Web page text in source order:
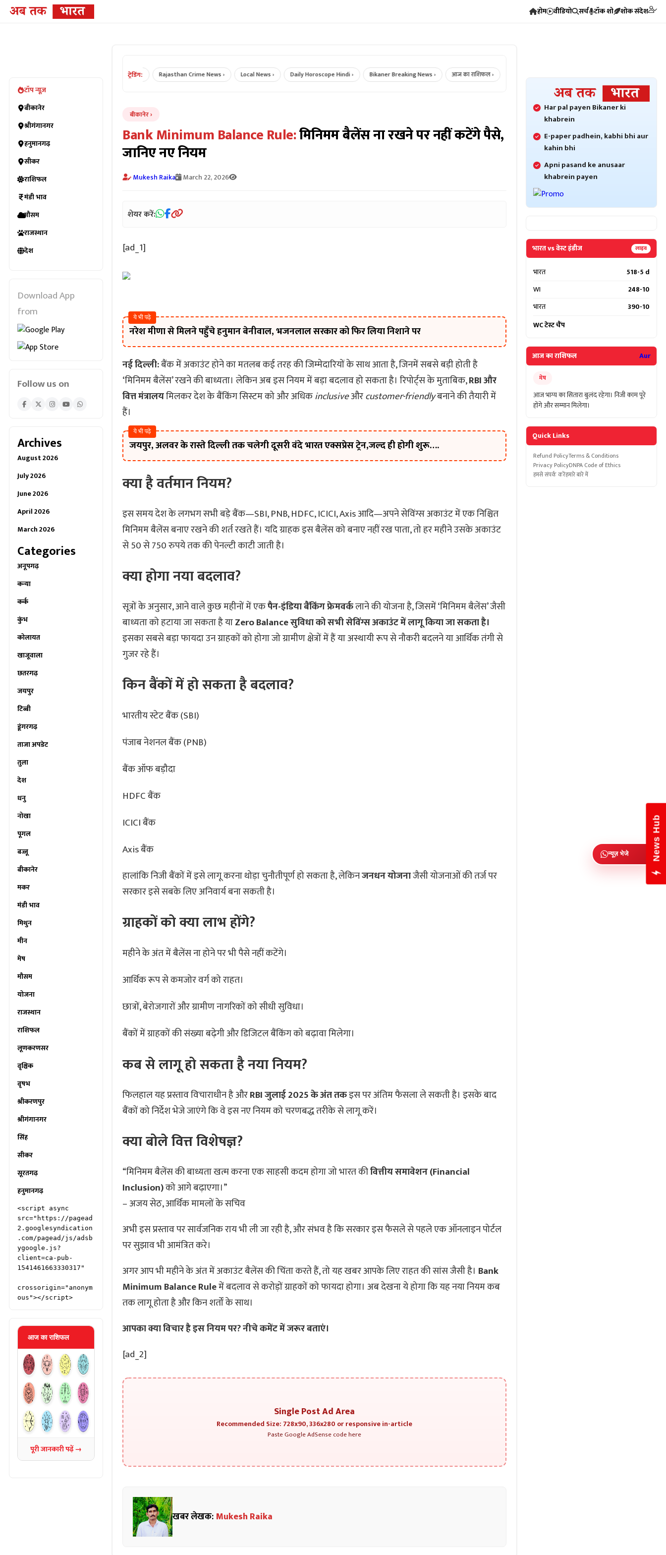
होम वीडियो सर्च टॉक शो शोक संदेश
टॉप न्यूज़
बीकानेर
श्रीगंगानगर
हनुमानगढ़
सीकर
राशिफल
मंडी भाव
मौसम
राजस्थान
देश
Download App
from
Follow us on
Archives
August 2026
July 2026
June 2026
April 2026
March 2026
Categories
अनूपगढ़
कन्या
कर्क
कुंभ
कोलायत
खाजूवाला
छतरगढ़
जयपुर
टिब्बी
डूंगरगढ़
ताजा अपडेट
तुला
देश
धनु
नोखा
पूगल
बज्जू
बीकानेर
मकर
मंडी भाव
मिथुन
मीन
मेष
मौसम
योजना
राजस्थान
राशिफल
लूणकरणसर
वृश्चिक
वृषभ
श्रीकरणपुर
श्रीगंगानगर
सिंह
सीकर
सूरतगढ़
हनुमानगढ़
<script async
src="https://pagead
2.googlesyndication
.com/pagead/js/adsb
ygoogle.js?
client=ca-pub-
1541461663330317"
crossorigin="anonym
ous"></script>
आज का राशिफल
पूरी जानकारी पढ़ें →
ट्रेडिंग:
Breaking News › Rajasthan Crime News › Local News › Daily Horoscope Hindi › Bikaner Breaking News › आज का राशिफल ›
बीकानेर
Bank Minimum Balance Rule:मिनिमम बैलेंस ना रखने पर नहीं कटेंगे पैसे,
जानिए नए नियम
Mukesh Raika March 22, 2026
शेयर करें:
[ad_1]
ये भी पढ़े
नरेश मीणा से मिलने पहुँचे हनुमान बेनीवाल, भजनलाल सरकार को फिर लिया निशाने पर
नई दिल्ली:बैंक में अकाउंट होने का मतलब कई तरह की जिम्मेदारियों के साथ आता है, जिनमें सबसे बड़ी होती है
‘मिनिमम बैलेंस’ रखने की बाध्यता। लेकिन अब इस नियम में बड़ा बदलाव हो सकता है। रिपोर्ट्स के मुताबिक,RBI और
वित्त मंत्रालयमिलकर देश के बैंकिंग सिस्टम को और अधिकinclusiveऔरcustomer-friendlyबनाने की तैयारी में
हैं।
ये भी पढ़े
जयपुर, अलवर के रास्ते दिल्ली तक चलेगी दूसरी वंदे भारत एक्सप्रेस ट्रेन,जल्द ही होगी शुरू….
क्या है वर्तमान नियम?
इस समय देश के लगभग सभी बड़े बैंक—SBI, PNB, HDFC, ICICI, Axis आदि—अपने सेविंग्स अकाउंट में एक निश्चित
मिनिमम बैलेंस बनाए रखने की शर्त रखते हैं। यदि ग्राहक इस बैलेंस को बनाए नहीं रख पाता, तो हर महीने उसके अकाउंट
से 50 से 750 रुपये तक की पेनल्टी काटी जाती है।
क्या होगा नया बदलाव?
सूत्रों के अनुसार, आने वाले कुछ महीनों में एकपैन-इंडिया बैंकिंग फ्रेमवर्कलाने की योजना है, जिसमें ‘मिनिमम बैलेंस’ जैसी
बाध्यता को हटाया जा सकता है याZero Balance सुविधा को सभी सेविंग्स अकाउंट में लागू किया जा सकता है।
इसका सबसे बड़ा फायदा उन ग्राहकों को होगा जो ग्रामीण क्षेत्रों में हैं या अस्थायी रूप से नौकरी बदलने या आर्थिक तंगी से
गुजर रहे हैं।
किन बैंकों में हो सकता है बदलाव?
भारतीय स्टेट बैंक (SBI)
पंजाब नेशनल बैंक (PNB)
बैंक ऑफ बड़ौदा
HDFC बैंक
ICICI बैंक
Axis बैंक
हालांकि निजी बैंकों में इसे लागू करना थोड़ा चुनौतीपूर्ण हो सकता है, लेकिनजनधन योजनाजैसी योजनाओं की तर्ज पर
सरकार इसे सबके लिए अनिवार्य बना सकती है।
ग्राहकों को क्या लाभ होंगे?
महीने के अंत में बैलेंस ना होने पर भी पैसे नहीं कटेंगे।
आर्थिक रूप से कमजोर वर्ग को राहत।
छात्रों, बेरोजगारों और ग्रामीण नागरिकों को सीधी सुविधा।
बैंकों में ग्राहकों की संख्या बढ़ेगी और डिजिटल बैंकिंग को बढ़ावा मिलेगा।
कब से लागू हो सकता है नया नियम?
फिलहाल यह प्रस्ताव विचाराधीन है औरRBI जुलाई 2025 के अंत तकइस पर अंतिम फैसला ले सकती है। इसके बाद
बैंकों को निर्देश भेजे जाएंगे कि वे इस नए नियम को चरणबद्ध तरीके से लागू करें।
क्या बोले वित्त विशेषज्ञ?
“मिनिमम बैलेंस की बाध्यता खत्म करना एक साहसी कदम होगा जो भारत कीवित्तीय समावेशन (Financial
Inclusion)को आगे बढ़ाएगा।”
– अजय सेठ, आर्थिक मामलों के सचिव
अभी इस प्रस्ताव पर सार्वजनिक राय भी ली जा रही है, और संभव है कि सरकार इस फैसले से पहले एक ऑनलाइन पोर्टल
पर सुझाव भी आमंत्रित करे।
अगर आप भी महीने के अंत में अकाउंट बैलेंस की चिंता करते हैं, तो यह खबर आपके लिए राहत की सांस जैसी है। Bank
Minimum Balance Ruleमें बदलाव से करोड़ों ग्राहकों को फायदा होगा। अब देखना ये होगा कि यह नया नियम कब
तक लागू होता है और किन शर्तों के साथ।
आपका क्या विचार है इस नियम पर? नीचे कमेंट में जरूर बताएं।
[ad_2]
Single Post Ad Area
Recommended Size: 728x90, 336x280 or responsive in-article
Paste Google AdSense code here
खबर लेखक: Mukesh Raika
Har pal payen Bikaner ki
khabrein
E-paper padhein, kabhi bhi aur
kahin bhi
Apni pasand ke anusaar
khabrein payen
भारत vs वेस्ट इंडीज लाइव
भारत
518-5 d
WI
248-10
भारत
390-10
WC टेस्ट चैंप
आज का राशिफल Aur
मेष
आज भाग्य का सितारा बुलंद रहेगा। निजी काम पूरे
होंगे और सम्मान मिलेगा।
Quick Links
Refund PolicyTerms & Conditions
Privacy PolicyDNPA Code of Ethics
हमसे संपर्क करेंहमारे बारे में
न्यूज़ भेजे